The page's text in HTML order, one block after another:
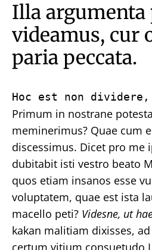
Illa
videamus, cur
paria peccata.
Hoc est non
Primum in nostrane
meminerimus? Quae cum
discessimus. Dicet pro me
dubitabit isti vestro beato
quos etiam insanos esse
voluptatem, quae est ista
macello peti? Videsne, ut
kakan malitiam dixisses,